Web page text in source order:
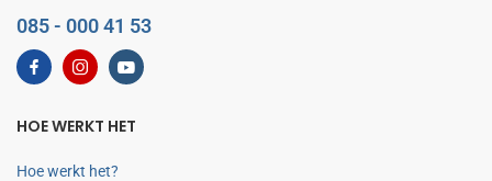
085 - 000 41 53
HOE WERKT HET
Hoe werkt het?